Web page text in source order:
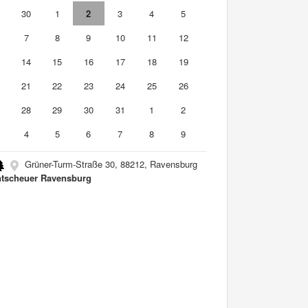
30 1 2 3 4
5
7 8 9 10 11
12
14 15 16 17 18
19
21 22 23 24 25
26
28 29 30 31 1
2
4 5 6 7 8 9
Grüner-Turm-Straße 30, 88212, Ravensburg
Ravensburg